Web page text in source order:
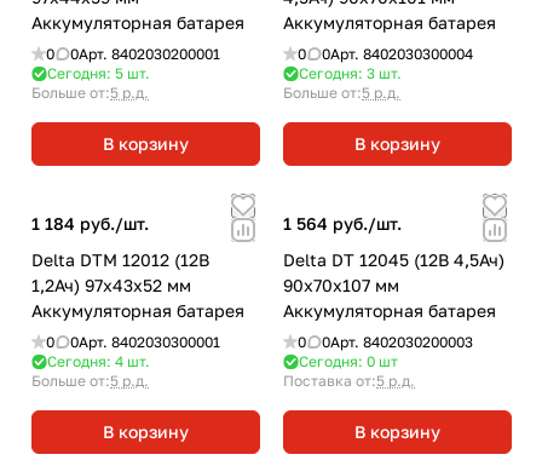
Аккумуляторная батарея
0 0Арт. 8402030200001
Сегодня: 5 шт.
Больше от:5 р.д.
В корзину
Аккумуляторная батарея
0 0Арт. 8402030300004
Сегодня: 3 шт.
Больше от:5 р.д.
В корзину
1 184 руб./шт.
Delta DTM 12012 (12В
1,2Ач) 97х43х52 мм
Аккумуляторная батарея
0 0Арт. 8402030300001
Сегодня: 4 шт.
Больше от:5 р.д.
В корзину
1 564 руб./шт.
Delta DT 12045 (12В 4,5Ач)
90х70х107 мм
Аккумуляторная батарея
0 0Арт. 8402030200003
Сегодня: 0 шт
Поставка от:5 р.д.
В корзину